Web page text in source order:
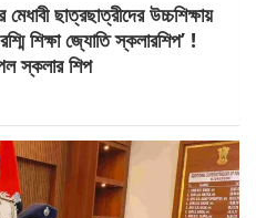
ছাত্রছাত্রীদের উচ্চশিক্ষায়
শিক্ষা জ্যোতি স্কলারশিপ’ !
স্কলার শিপ